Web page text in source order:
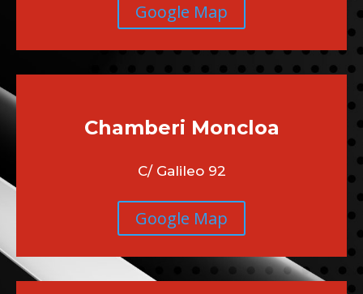
Google Map
Chamberi Moncloa
C/ Galileo 92
Google Map